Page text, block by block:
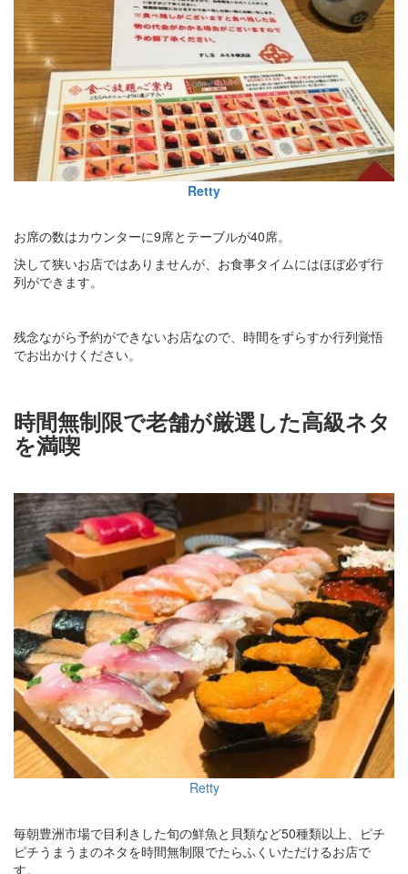
Retty
お席の数はカウンターに9席とテーブルが40席。
決して狭いお店ではありませんが、お食事タイムにはほぼ必ず行
列ができます。
残念ながら予約ができないお店なので、時間をずらすか行列覚悟
でお出かけください。
時間無制限で老舗が厳選した高級ネタ
を満喫
Retty
毎朝豊洲市場で目利きした旬の鮮魚と貝類など50種類以上、ピチ
ピチうまうまのネタを時間無制限でたらふくいただけるお店で
す。